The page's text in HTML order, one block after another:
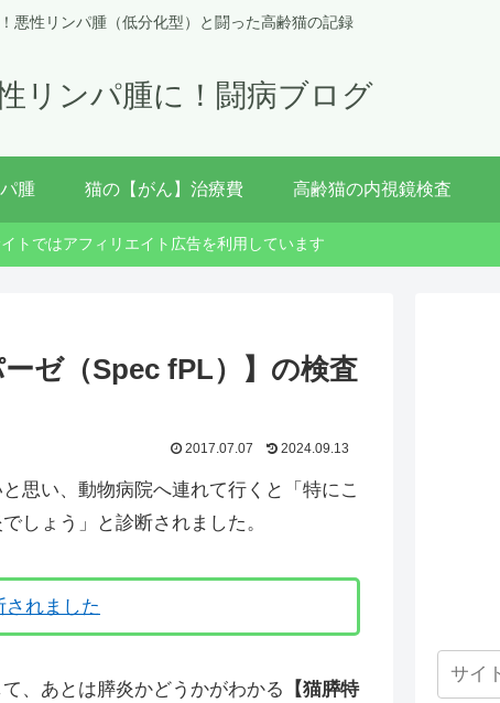
悪性リンパ腫（低分化型）と闘った高齢猫の記録
リンパ腫に！闘病ブログ
腫 猫の【がん】治療費 高齢猫の内視鏡検査
トではアフィリエイト広告を利用しています
ゼ（Spec fPL）】の検査
2017.07.07 2024.09.13
思い、動物病院へ連れて行くと「特にこ
しょう」と診断されました。
れました
、あとは膵炎かどうかがわかる
【猫膵特